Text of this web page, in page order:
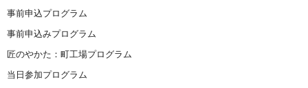
事前申込プログラム
事前申込みプログラム
匠のやかた：町工場プログラム
当日参加プログラム